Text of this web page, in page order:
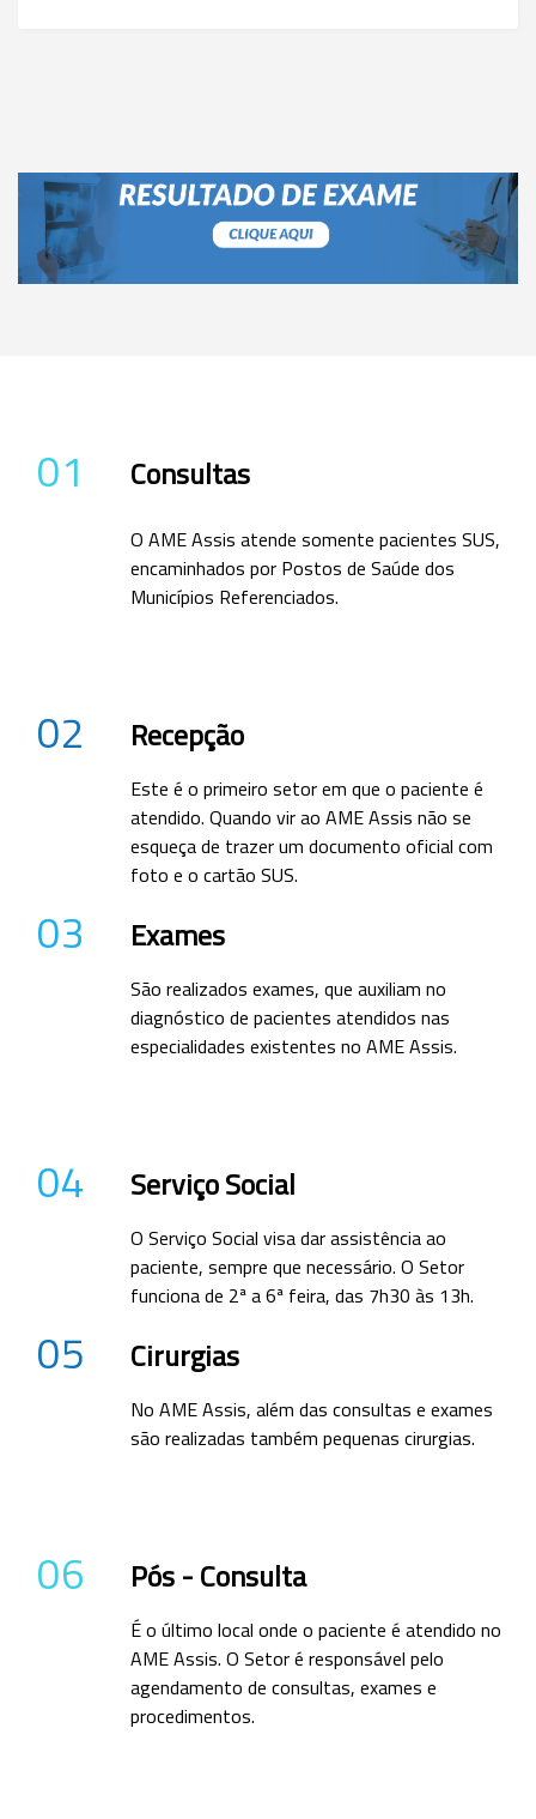
01 Consultas
O AME Assis atende somente pacientes SUS,
encaminhados por Postos de Saúde dos
Municípios Referenciados.
02 Recepção
Este é o primeiro setor em que o paciente é
atendido. Quando vir ao AME Assis não se
esqueça de trazer um documento oficial com
foto e o cartão SUS.
03 Exames
São realizados exames, que auxiliam no
diagnóstico de pacientes atendidos nas
especialidades existentes no AME Assis.
04 Serviço Social
O Serviço Social visa dar assistência ao
paciente, sempre que necessário. O Setor
funciona de 2ª a 6ª feira, das 7h30 às 13h.
05 Cirurgias
No AME Assis, além das consultas e exames
são realizadas também pequenas cirurgias.
06 Pós - Consulta
É o último local onde o paciente é atendido no
AME Assis. O Setor é responsável pelo
agendamento de consultas, exames e
procedimentos.